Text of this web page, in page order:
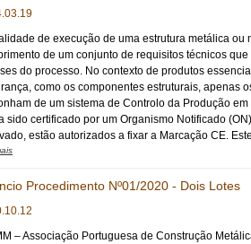
de execução de uma estrutura metálica ou
de um conjunto de requisitos técnicos
do processo. No contexto de produtos
como os componentes estruturais, apenas
de um sistema de Controlo da Produção em
sido certificado por um Organismo Notificado
estão autorizados a fixar a Marcação CE.
uma avaliação minuciosa por parte ON para
harmonizada pertinente (EN 1090-1 e partes
Procedimento Nº01/2020 - Dois Lotes
– Associação Portuguesa de Construção